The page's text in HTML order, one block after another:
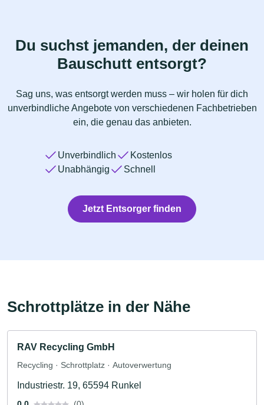
Du suchst jemanden, der deinen
Bauschutt entsorgt?
Sag uns, was entsorgt werden muss – wir holen für dich
unverbindliche Angebote von verschiedenen Fachbetrieben
ein, die genau das anbieten.
Unverbindlich
Kostenlos
Unabhängig
Schnell
Jetzt Entsorger finden
Schrottplätze in der Nähe
RAV Recycling GmbH
Recycling · Schrottplatz · Autoverwertung
Industriestr. 19, 65594 Runkel